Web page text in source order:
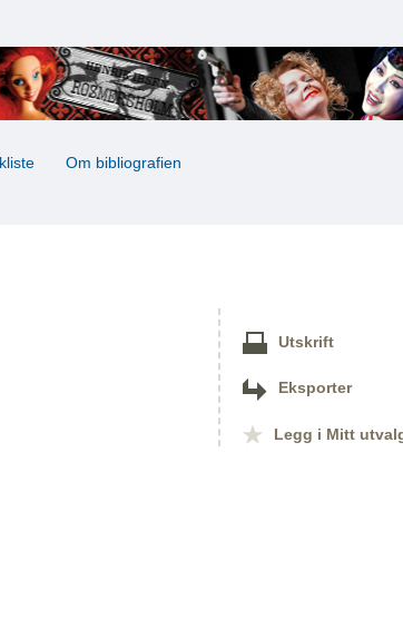
Om bibliografien
Utskrift
Eksporter
Legg i Mitt